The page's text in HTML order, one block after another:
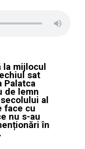
mijlocul
sat
Palatca
de lemn
al
face cu
nu s-au
în